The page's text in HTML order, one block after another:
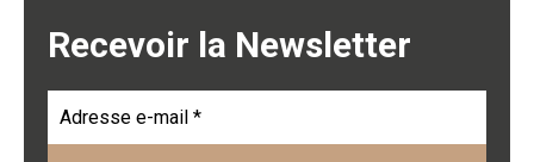
Recevoir la Newsletter